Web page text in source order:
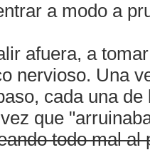
a modo a
afuera, a
nervioso. Una
cada una
que
todo mal al